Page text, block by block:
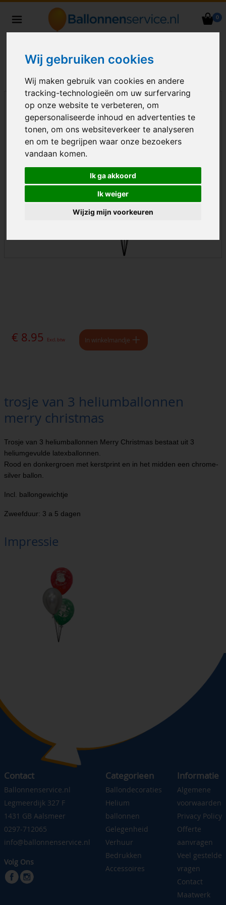
Wij gebruiken cookies
Wij maken gebruik van cookies en andere
tracking-technologieën om uw surfervaring
op onze website te verbeteren, om
gepersonaliseerde inhoud en advertenties te
tonen, om ons websiteverkeer te analyseren
en om te begrijpen waar onze bezoekers
vandaan komen.
Ik ga akkoord
Ik weiger
Wijzig mijn voorkeuren
0
Nederland
€ 8.95 Excl. btw In winkelmandje
trosje van 3 heliumballonnen
merry christmas
Trosje van 3 heliumballonnen Merry Christmas bestaat uit 3
heliumgevulde latexballonnen.
Rood en donkergroen met kerstprint en in het midden een chrome-
silver ballon.
Incl. ballongewichtje
Zweefduur: 3 a 5 dagen
Impressie
Contact
Ballonnenservice.nl
Legmeerdijk 327 F
1431 GB Aalsmeer
0297-712065
info@ballonnenservice.nl
Volg Ons
Categorieen
Ballondecoraties
Helium
ballonnen
Gelegenheid
Verhuur
Bedrukken
Accessoires
Informatie
Algemene
voorwaarden
Privacy Policy
Offerte
aanvragen
Veel gestelde
vragen
Contact
Maatwerk